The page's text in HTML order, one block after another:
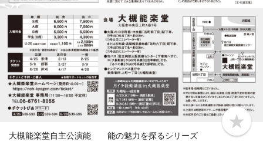
b
o
大槻能楽堂自主公演能 能の魅力を探るシリーズ